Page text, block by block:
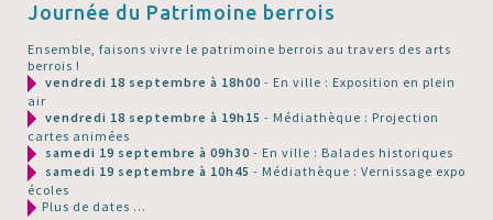
Journée du Patrimoine berrois
Ensemble, faisons vivre le patrimoine berrois au travers des arts
berrois !
vendredi 18 septembre à 18h00 - En ville : Exposition en plein
air
vendredi 18 septembre à 19h15 - Médiathèque : Projection
cartes animées
samedi 19 septembre à 09h30 - En ville : Balades historiques
samedi 19 septembre à 10h45 - Médiathèque : Vernissage expo
écoles
Plus de dates ...